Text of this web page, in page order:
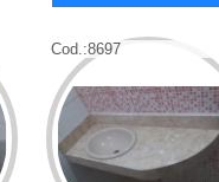
Cod.:8697